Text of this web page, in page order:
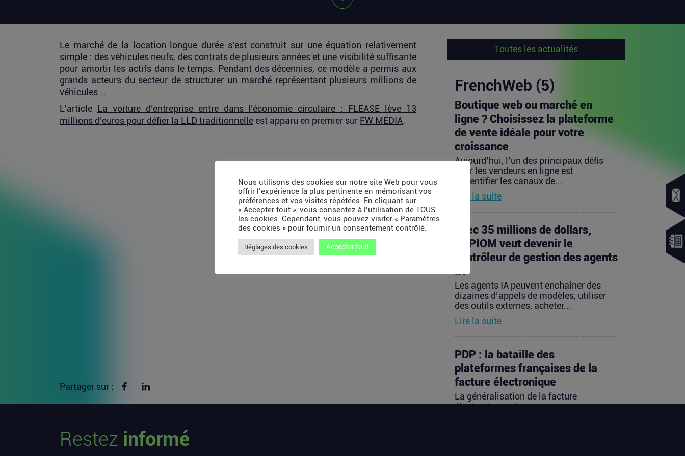
Le marché de la location longue durée s’est construit sur une équation relativement
simple : des véhicules neufs, des contrats de plusieurs années et une visibilité suffisante
pour amortir les actifs dans le temps. Pendant des décennies, ce modèle a permis aux
grands acteurs du secteur de structurer un marché représentant plusieurs millions de
véhicules …
L’article La voiture d’entreprise entre dans l’économie circulaire : FLEASE lève 13
millions d’euros pour défier la LLD traditionnelle est apparu en premier sur FW.MEDIA.
Partager sur : Partager sur Facebook
Toutes les actualités
FrenchWeb (5)
Boutique web ou marché en
ligne ? Choisissez la plateforme
de vente idéale pour votre
croissance
Aujourd’hui, l’un des principaux défis
pour les vendeurs en ligne est
d’identifier les canaux de...
Lire la suite
Avec 35 millions de dollars,
SAPIOM veut devenir le
contrôleur de gestion des agents
IA
Les agents IA peuvent enchaîner des
dizaines d’appels de modèles, utiliser
des outils externes, acheter...
Lire la suite
PDP : la bataille des
plateformes françaises de la
facture électronique
La généralisation de la facture
électronique crée, presque
Restez informé
Nous utilisons des cookies sur notre site Web pour vous
offrir l’expérience la plus pertinente en mémorisant vos
préférences et vos visites répétées. En cliquant sur
« Accepter tout », vous consentez à l’utilisation de TOUS
les cookies. Cependant, vous pouvez visiter « Paramètres
des cookies » pour fournir un consentement contrôlé.
Réglages des cookies Accepter tout